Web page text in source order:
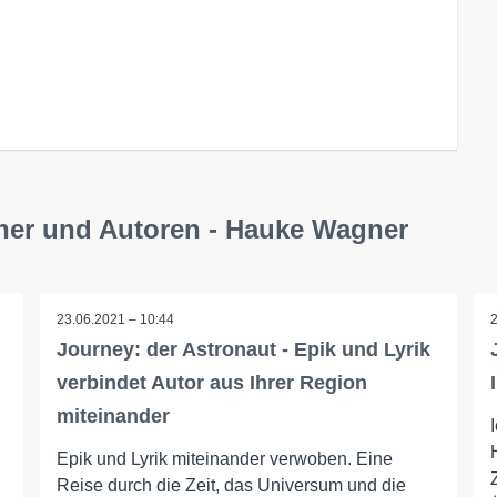
und Autoren - Hauke Wagner
23.06.2021 – 10:44
Journey: der Astronaut - Epik und Lyrik
verbindet Autor aus Ihrer Region
miteinander
Epik und Lyrik miteinander verwoben. Eine
Reise durch die Zeit, das Universum und die